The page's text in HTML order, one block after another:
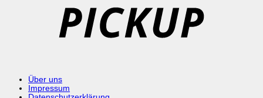
Über uns
Impressum